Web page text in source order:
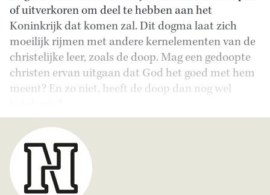
of uitverkoren om deel te hebben aan het
Koninkrijk dat komen zal. Dit dogma laat zich
moeilijk rijmen met andere kernelementen van de
christelijke leer, zoals de doop. Mag een gedoopte
christen ervan uitgaan dat God het goed met hem
meent? En zo niet, heeft de doop dan nog wel